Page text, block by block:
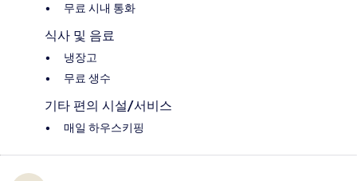
무료 시내 통화
식사 및 음료
냉장고
무료 생수
기타 편의 시설/서비스
매일 하우스키핑